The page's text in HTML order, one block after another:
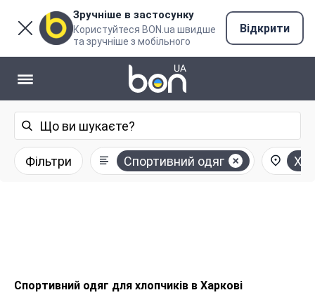
Зручніше в застосунку
Користуйтеся BON.ua швидше
та зручніше з мобільного
Відкрити
Фільтри Спортивний одяг
Спортивний одяг для хлопчиків в Харкові